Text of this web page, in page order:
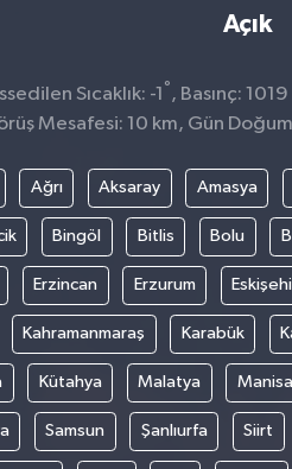
Açık
Sıcaklık: -1 ° , Basınç:
Mesafesi: 10 km, Gün
Ağrı Aksaray Amasya
Bingöl Bitlis Bolu
Erzincan Erzurum
Kahramanmaraş Karabük
Kütahya Malatya Manisa
Samsun Şanlıurfa Siirt